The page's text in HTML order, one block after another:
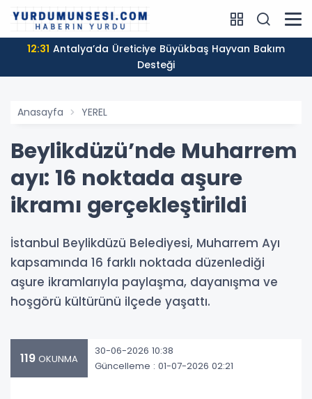
12:31
Desteği
Anasayfa YEREL
Beylikdüzü’nde Muharrem
ayı: 16 noktada aşure
ikramı gerçekleştirildi
İstanbul Beylikdüzü Belediyesi, Muharrem Ayı
kapsamında 16 farklı noktada düzenlediği
aşure ikramlarıyla paylaşma, dayanışma ve
hoşgörü kültürünü ilçede yaşattı.
119 OKUNMA
30-06-2026 10:38
Güncelleme : 01-07-2026 02:21